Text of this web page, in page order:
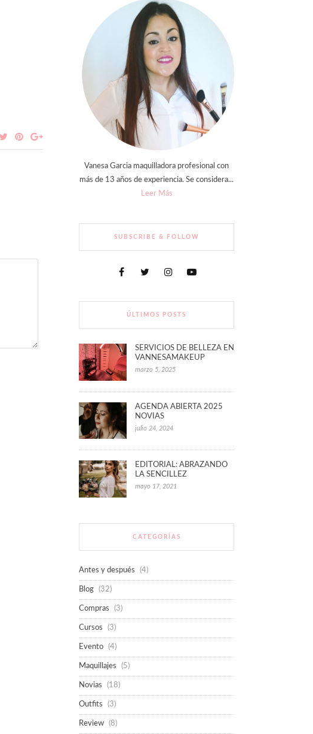
Vanesa Garcia maquilladora profesional con
más de 13 años de experiencia. Se considera...
Leer Más
SUBSCRIBE & FOLLOW
ÚLTIMOS POSTS
SERVICIOS DE BELLEZA EN
VANNESAMAKEUP
marzo 5, 2025
AGENDA ABIERTA 2025
NOVIAS
julio 24, 2024
EDITORIAL: ABRAZANDO
LA SENCILLEZ
mayo 17, 2021
CATEGORÍAS
Antes y después (4)
Blog (32)
Compras (3)
Cursos (3)
Evento (4)
Maquillajes (5)
Novias (18)
Outfits (3)
Review (8)